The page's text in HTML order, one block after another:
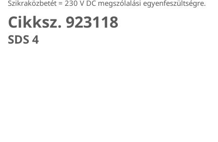
Szikraközbetét = 230 V DC megszólalási egyenfeszültségre.
Cikksz. 923118
SDS 4